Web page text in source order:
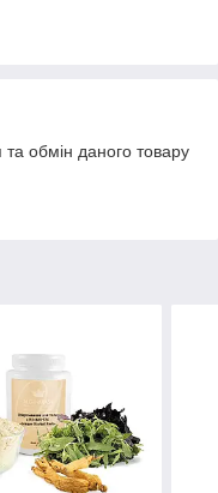
обмін даного товару